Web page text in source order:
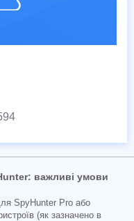
важливі умови
SpyHunter Pro або
(як зазначено в